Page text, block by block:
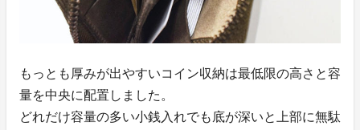
もっとも厚みが出やすいコイン収納は最低限の高さと容
量を中央に配置しました。
どれだけ容量の多い小銭入れでも底が深いと上部に無駄